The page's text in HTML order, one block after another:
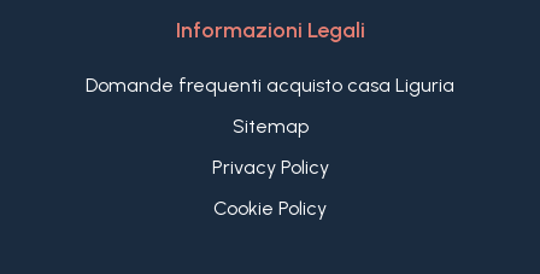
Informazioni Legali
Domande frequenti acquisto casa Liguria
Sitemap
Privacy Policy
Cookie Policy